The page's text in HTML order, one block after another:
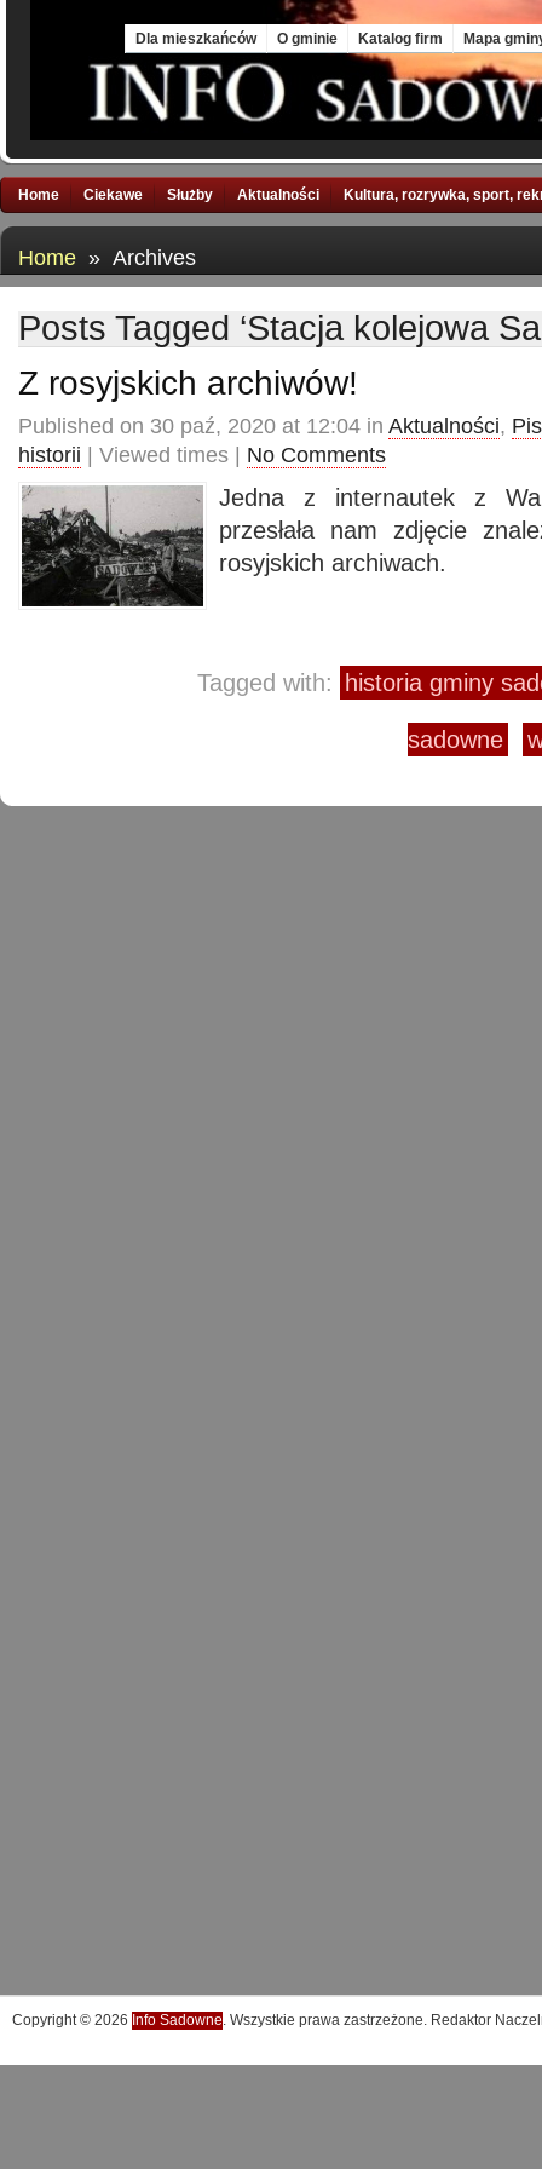
Dla mieszkańców O gminie Katalog firm Mapa
Home Ciekawe Służby Aktualności Kultura, rozrywka, sport,
Home » Archives
Posts Tagged ‘Stacja kolejowa
Z rosyjskich archiwów!
Published on 30 paź, 2020 at 12:04 in Aktualności,
historii | Viewed times | No Comments
Jedna z internautek z
przesłała nam zdjęcie
rosyjskich archiwach.
Tagged with: historia gminy
sadowne
Copyright © 2026 Info Sadowne. Wszystkie prawa zastrzeżone. Redaktor